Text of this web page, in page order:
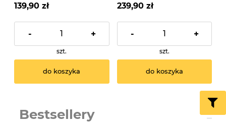
139,90 zł
- +
szt.
do koszyka
239,90 zł
- +
szt.
do koszyka
Bestsellery